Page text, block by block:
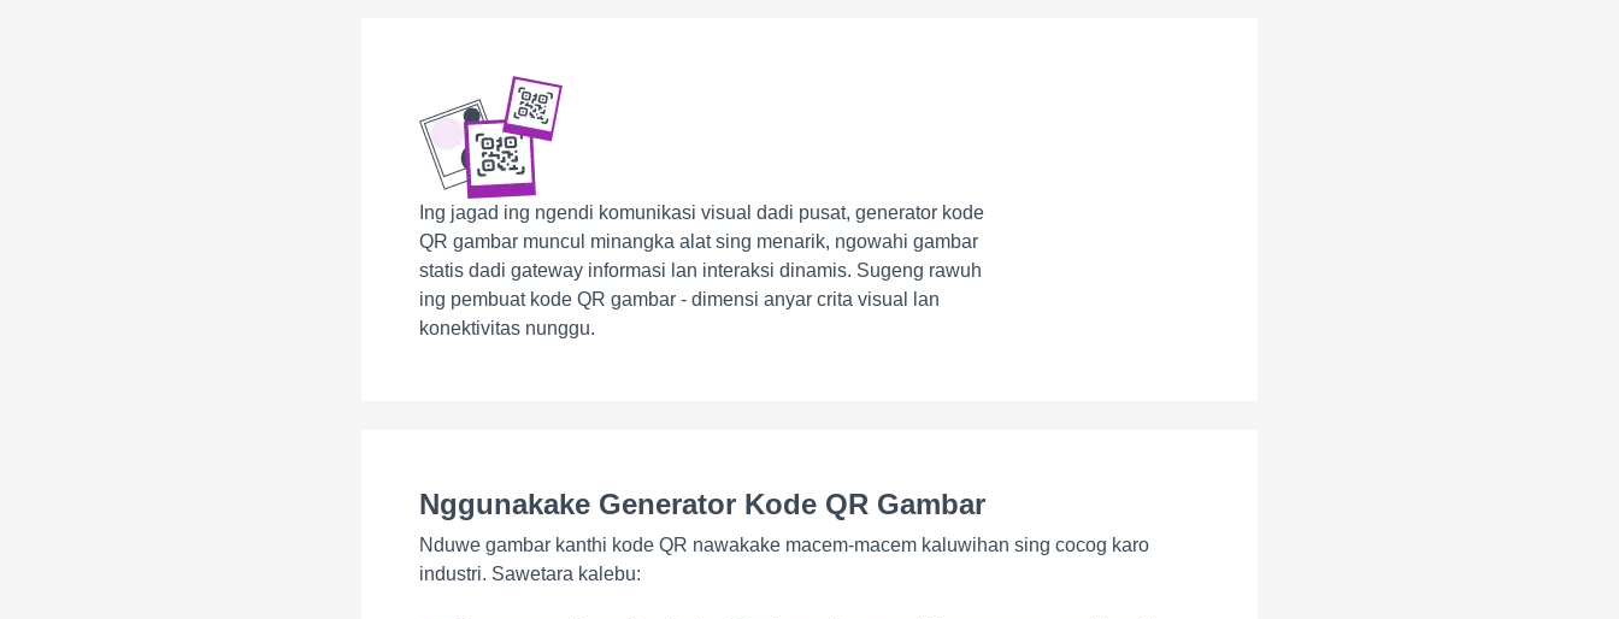
Ing jagad ing ngendi komunikasi visual dadi pusat, generator kode
QR gambar muncul minangka alat sing menarik, ngowahi gambar
statis dadi gateway informasi lan interaksi dinamis. Sugeng rawuh
ing pembuat kode QR gambar - dimensi anyar crita visual lan
konektivitas nunggu.
Nggunakake Generator Kode QR Gambar
Nduwe gambar kanthi kode QR nawakake macem-macem kaluwihan sing cocog karo
industri. Sawetara kalebu: